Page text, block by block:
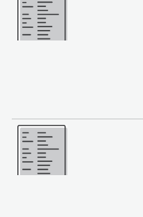
Mai multe